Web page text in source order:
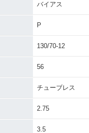
バイアス
P
130/70-12
56
チューブレス
2.75
3.5